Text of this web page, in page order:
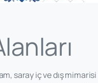
saray iç ve dış